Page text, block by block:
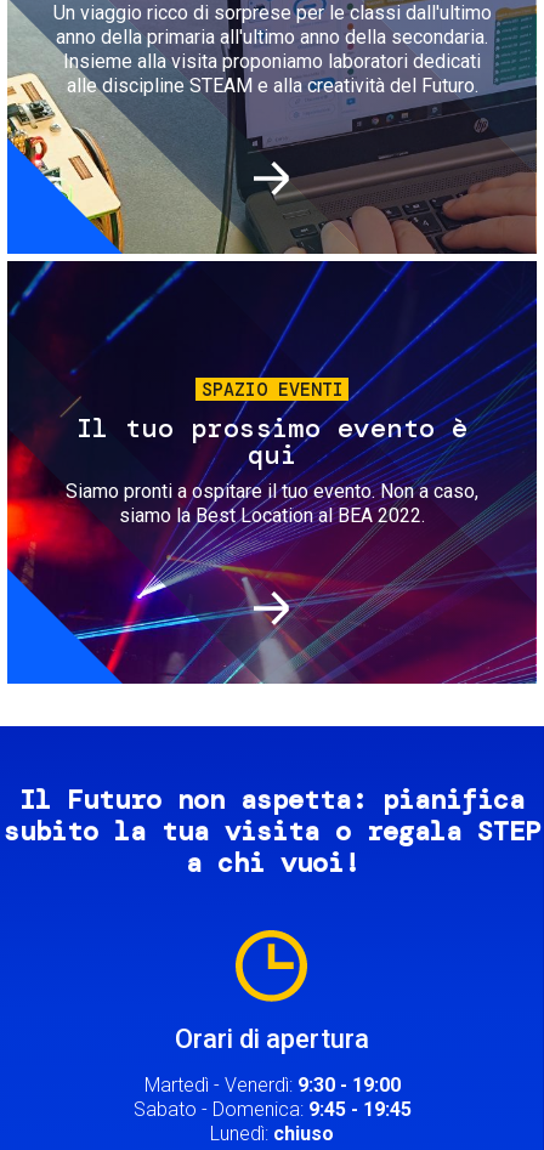
Un viaggio ricco di sorprese per le classi dall'ultimo
anno della primaria all'ultimo anno della secondaria.
Insieme alla visita proponiamo laboratori dedicati
alle discipline STEAM e alla creatività del Futuro.
Immagine
SPAZIO EVENTI
Il tuo prossimo evento è
qui
Siamo pronti a ospitare il tuo evento. Non a caso,
siamo la Best Location al BEA 2022.
Il Futuro non aspetta: pianifica
subito la tua visita o regala STEP
a chi vuoi!
Orari di apertura
Martedì - Venerdì: 9:30 - 19:00
Sabato - Domenica: 9:45 - 19:45
Lunedì: chiuso